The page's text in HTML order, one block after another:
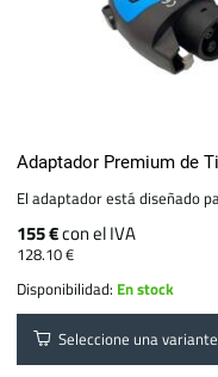
Adaptador Premium de
El adaptador está diseñado
155 €con el IVA
128.10 €
Disponibilidad: En stock
Seleccione una variante